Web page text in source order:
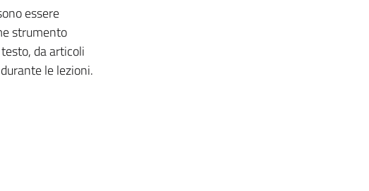
essere
strumento
da articoli
le lezioni.